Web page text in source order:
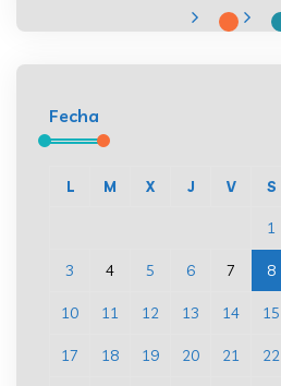
Fecha
L M X J V S
1
3 4 5 6 7 8
10 11 12 13 14 15
17 18 19 20 21 22